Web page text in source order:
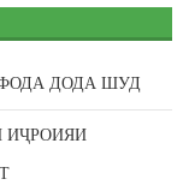
ДОДА ШУД
ИҶРОИЯИ